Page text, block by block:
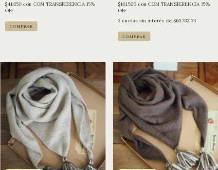
$41.650 con CON TRANSFERENCIA 15%
OFF
$161.500 con CON TRANSFERENCIA 15%
OFF
3 cuotas sin interés de $63.333,33